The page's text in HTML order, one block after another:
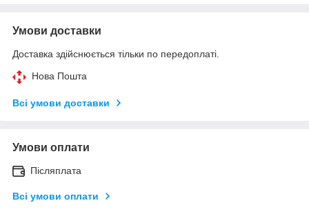
Умови доставки
Доставка здійснюється тільки по передоплаті.
Нова Пошта
Всі умови доставки
Умови оплати
Післяплата
Всі умови оплати